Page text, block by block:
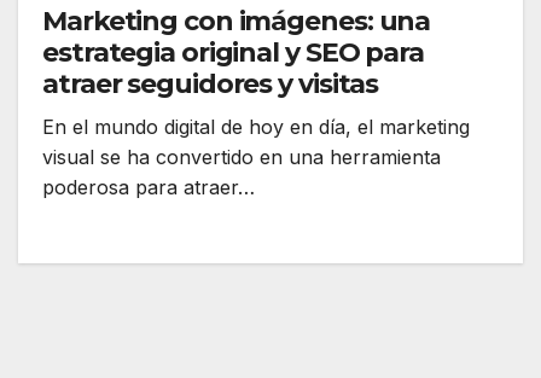
Marketing con imágenes: una
estrategia original y SEO para
atraer seguidores y visitas
En el mundo digital de hoy en día, el marketing
visual se ha convertido en una herramienta
poderosa para atraer…